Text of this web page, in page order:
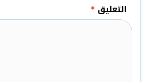
التعليق *